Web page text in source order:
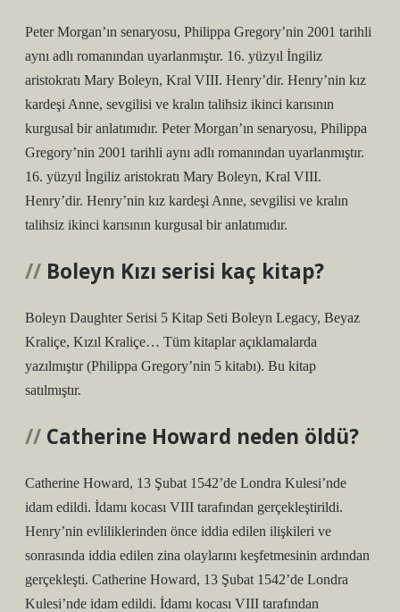
Peter Morgan’ın senaryosu, Philippa Gregory’nin 2001 tarihli
aynı adlı romanından uyarlanmıştır. 16. yüzyıl İngiliz
aristokratı Mary Boleyn, Kral VIII. Henry’dir. Henry’nin kız
kardeşi Anne, sevgilisi ve kralın talihsiz ikinci karısının
kurgusal bir anlatımıdır. Peter Morgan’ın senaryosu, Philippa
Gregory’nin 2001 tarihli aynı adlı romanından uyarlanmıştır.
16. yüzyıl İngiliz aristokratı Mary Boleyn, Kral VIII.
Henry’dir. Henry’nin kız kardeşi Anne, sevgilisi ve kralın
talihsiz ikinci karısının kurgusal bir anlatımıdır.
Boleyn Kızı serisi kaç kitap?
Boleyn Daughter Serisi 5 Kitap Seti Boleyn Legacy, Beyaz
Kraliçe, Kızıl Kraliçe… Tüm kitaplar açıklamalarda
yazılmıştır (Philippa Gregory’nin 5 kitabı). Bu kitap
satılmıştır.
Catherine Howard neden öldü?
Catherine Howard, 13 Şubat 1542’de Londra Kulesi’nde
idam edildi. İdamı kocası VIII tarafından gerçekleştirildi.
Henry’nin evliliklerinden önce iddia edilen ilişkileri ve
sonrasında iddia edilen zina olaylarını keşfetmesinin ardından
gerçekleşti. Catherine Howard, 13 Şubat 1542’de Londra
Kulesi’nde idam edildi. İdamı kocası VIII tarafından